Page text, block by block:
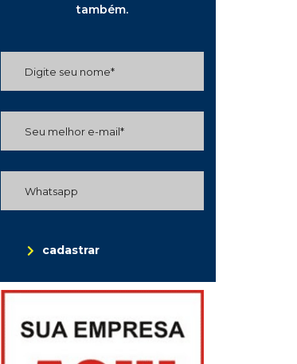
também.
cadastrar